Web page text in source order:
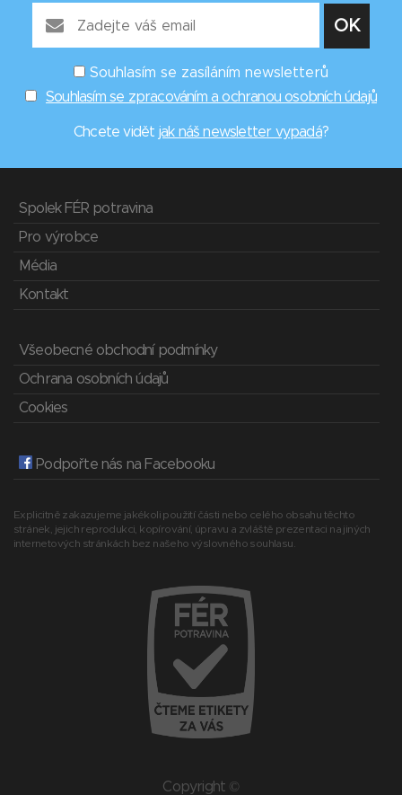
Souhlasím se zasíláním newsletterů
Souhlasím se zpracováním a ochranou osobních údajů
Chcete vidět jak náš newsletter vypadá?
Spolek FÉR potravina
Pro výrobce
Média
Kontakt
Všeobecné obchodní podmínky
Ochrana osobních údajů
Cookies
Podpořte nás na Facebooku
Explicitně zakazujeme jakékoli použití části nebo celého obsahu těchto
stránek, jejich reprodukci, kopírování, úpravu a zvláště prezentaci na jiných
internetových stránkách bez našeho výslovného souhlasu.
Copyright ©